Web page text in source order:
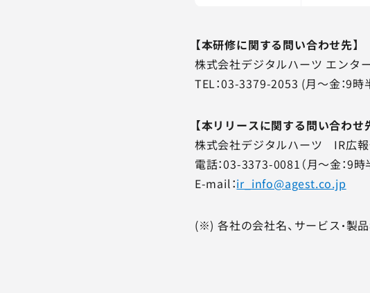
【本研修に関する問い合わせ先】
株式会社デジタルハーツ エン
TEL：03-3379-2053 (月～金：9時
【本リリースに関する問い合わせ
株式会社デジタルハーツ IR広
電話：03-3373-0081（月～金：9
E-mail：ir_info@agest.co.jp
(※) 各社の会社名、サービス・製